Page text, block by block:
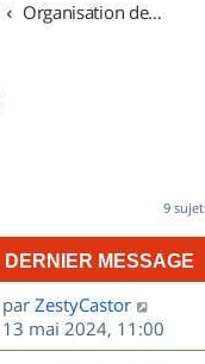
Organisation de sorties en région Poitou Charentes
9
DERNIER MESSAGE
D
e
r
par ZestyCastor
13 mai 2024, 11:00